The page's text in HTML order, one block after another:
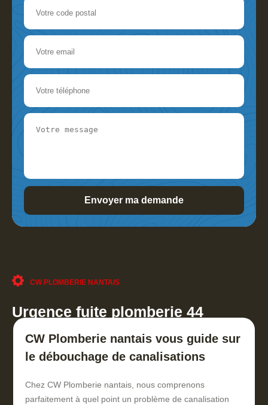
CW PLOMBERIE NANTAIS
Urgence fuite plomberie 44
CW Plomberie nantais vous guide sur
le débouchage de canalisations
Chez CW Plomberie nantais, nous comprenons
parfaitement à quel point un problème de canalisation